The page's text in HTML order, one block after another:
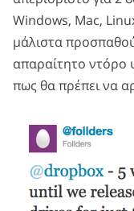
Windows, Mac,
μάλιστα
απαραίτητο ντόρο
πως θα πρέπει να